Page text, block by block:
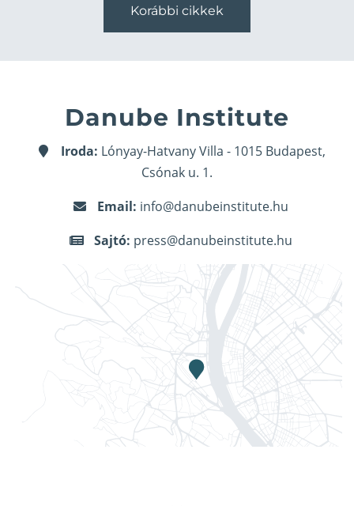
Korábbi cikkek
Danube Institute
Iroda: Lónyay-Hatvany Villa - 1015 Budapest,
Csónak u. 1.
Email: info@danubeinstitute.hu
Sajtó: press@danubeinstitute.hu